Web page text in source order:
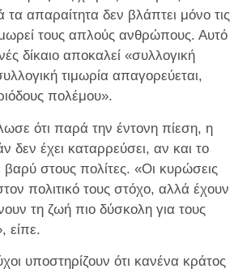
τα απαραίτητα δεν βλάπτει μόνο τις
τους απλούς ανθρώπους. Αυτό
δίκαιο αποκαλεί «συλλογική
τιμωρία απαγορεύεται,
πολέμου».
ότι παρά την έντονη πίεση, η
δεν έχει καταρρεύσει, αν και το
βαρύ στους πολίτες. «Οι κυρώσεις
πολιτικό τους στόχο, αλλά έχουν
τη ζωή πιο δύσκολη για τους
είπε.
υποστηρίζουν ότι κανένα κράτος